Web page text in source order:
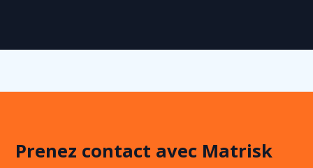
Prenez contact avec Matrisk